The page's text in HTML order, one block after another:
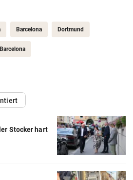
Barcelona Dortmund
Stocker hart